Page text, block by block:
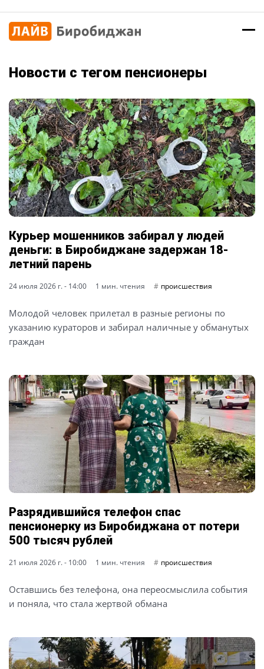
Новости с тегом пенсионеры
Курьер мошенников забирал у людей
деньги: в Биробиджане задержан 18-
летний парень
24 июля 2026 г. - 14:00 1 мин. чтения происшествия
Молодой человек прилетал в разные регионы по
указанию кураторов и забирал наличные у обманутых
граждан
Разрядившийся телефон спас
пенсионерку из Биробиджана от потери
500 тысяч рублей
21 июля 2026 г. - 10:00 1 мин. чтения происшествия
Оставшись без телефона, она переосмыслила события
и поняла, что стала жертвой обмана